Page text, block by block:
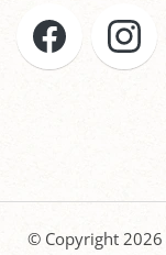
© Copyright 2026